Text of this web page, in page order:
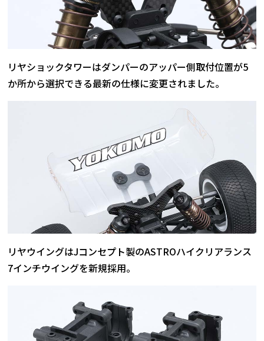
リヤショックタワーはダンパーのアッパー側取付位置が5
か所から選択できる最新の仕様に変更されました。
リヤウイングはJコンセプト製のASTROハイクリアランス
7インチウイングを新規採用。